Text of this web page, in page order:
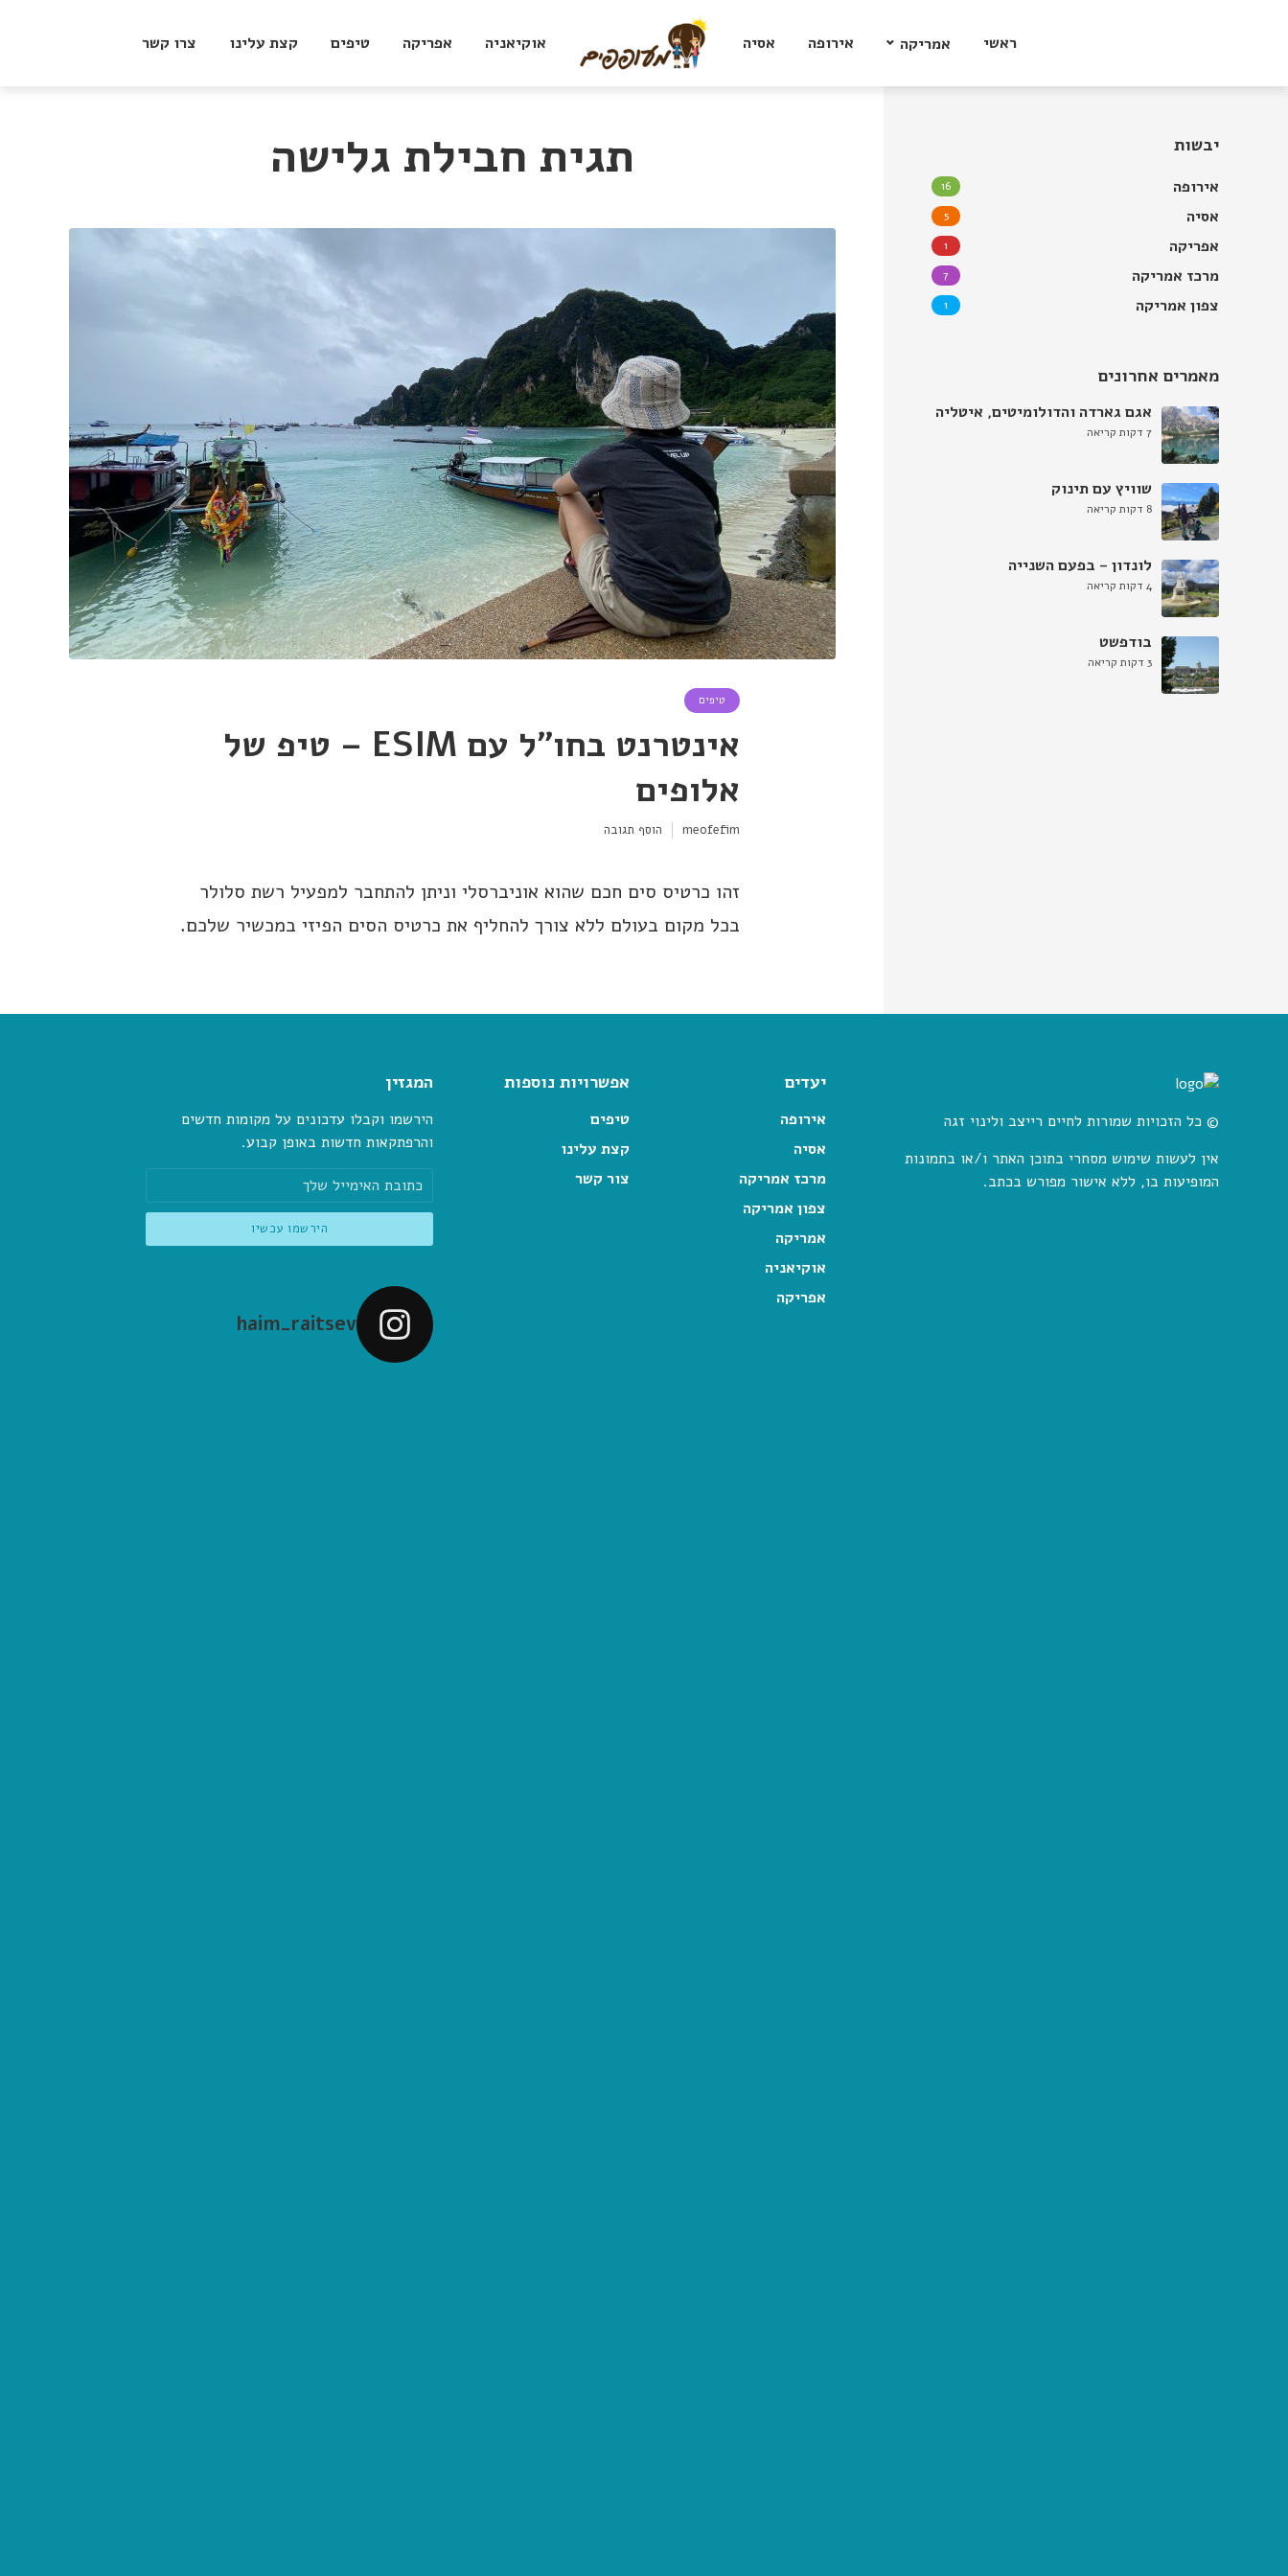
אוקיאניה אפריקה טיפים קצת עלינו צרו קשר ראשי אמריקה אירופה אסיה
תגית חבילת גלישה
טיפים
אינטרנט בחו״ל עם ESIM – טיפ של
אלופים
meofefim הוסף תגובה
זהו כרטיס סים חכם שהוא אוניברסלי וניתן להתחבר למפעיל רשת סלולר
בכל מקום בעולם ללא צורך להחליף את כרטיס הסים הפיזי במכשיר שלכם.
יבשות
אירופה 16
אסיה 5
אפריקה 1
מרכז אמריקה 7
צפון אמריקה 1
מאמרים אחרונים
אגם גארדה והדולומיטים, איטליה
7 דקות קריאה
שוויץ עם תינוק
8 דקות קריאה
לונדון – בפעם השנייה
4 דקות קריאה
בודפשט
3 דקות קריאה
© כל הזכויות שמורות לחיים רייצב ולינוי זגה
אין לעשות שימוש מסחרי בתוכן האתר ו/או בתמונות
המופיעות בו, ללא אישור מפורש בכתב.
יעדים
אירופה
אסיה
מרכז אמריקה
צפון אמריקה
אמריקה
אוקיאניה
אפריקה
אפשרויות נוספות
טיפים
קצת עלינו
צור קשר
המגזין
הירשמו וקבלו עדכונים על מקומות חדשים
והרפתקאות חדשות באופן קבוע.
haim_raitsev